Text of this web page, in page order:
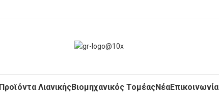
ΛιανικήςΒιομηχανικός ΤομέαςΝέαΕπικοινωνία